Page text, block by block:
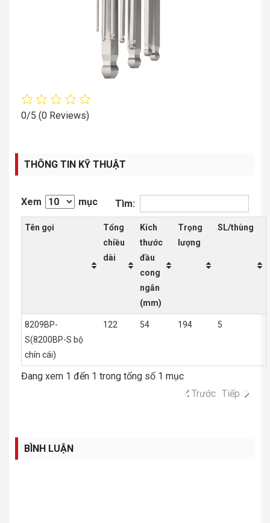
0/5 (0 Reviews)
THÔNG TIN KỸ THUẬT
Xem mục Tìm:
Tên gọi
Tổng
chiều
dài
Kích
thước
đầu
cong
ngắn
(mm)
Trọng
lượng
SL/thùng
8209BP-
S(8200BP-S bộ
chín cái)
122 54 194 5
Đang xem 1 đến 1 trong tổng số 1 mục
Trước Tiếp
BÌNH LUẬN